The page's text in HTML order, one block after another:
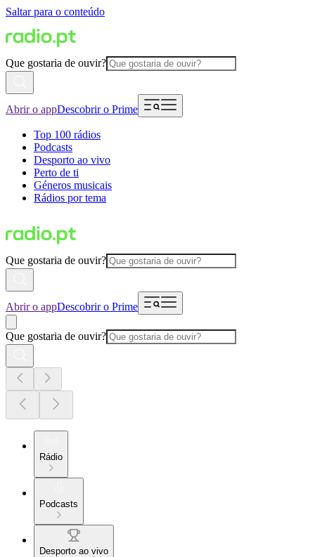
Saltar para o conteúdo
Que gostaria de ouvir?
Abrir o appDescobrir o Prime
Top 100 rádios
Podcasts
Desporto ao vivo
Perto de ti
Géneros musicais
Rádios por tema
Que gostaria de ouvir?
Abrir o appDescobrir o Prime
Que gostaria de ouvir?
Rádio
Podcasts
Desporto ao vivo